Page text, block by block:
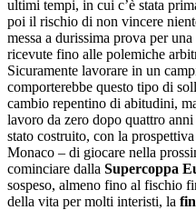
ultimi tempi, in cui c’è stata
poi il rischio di non vincere
messa a durissima prova per
ricevute fino alle polemiche
Sicuramente lavorare in un
comporterebbe questo tipo di
cambio repentino di abitudini,
lavoro da zero dopo quattro
stato costruito, con la
Monaco – di giocare nella
cominciare dalla Supercoppa
sospeso, almeno fino al fischio
della vita per molti interisti, la